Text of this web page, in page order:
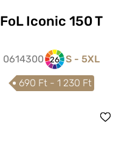
FoL Iconic 150 T
0614300 26 S - 5XL
690 Ft - 1 230 Ft